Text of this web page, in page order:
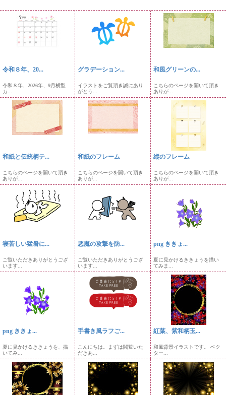
令和８年、20...
令和８年、2026年、9月横型
カ...
グラデーション...
イラストをご覧頂き誠にあり
がとう...
和風グリーンの...
こちらのページを開いて頂き
ありが...
和紙と伝統柄テ...
こちらのページを開いて頂き
ありが...
和紙のフレーム
こちらのページを開いて頂き
ありが...
縦のフレーム
こちらのページを開いて頂き
ありが...
寝苦しい猛暑に...
ご覧いただきありがとうござ
います...
悪魔の攻撃を防...
ご覧いただきありがとうござ
います...
png ききょ...
夏に見かけるききょうを描い
てみま...
png ききょ...
夏に見かけるききょうを、描
いてみ...
手書き風ラフご...
こんにちは。まずは閲覧いた
だきあ...
紅葉、紫和柄玉...
和風背景イラストです。 ベク
ター...